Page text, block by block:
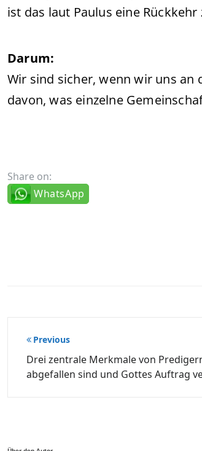
ist das laut Paulus eine Rückkehr
Darum:
Wir sind sicher, wenn wir uns
davon, was einzelne
Share on:
WhatsApp
Beitragsnavigation
Previous
Drei zentrale Merkmale von
abgefallen sind und Gottes Auftrag